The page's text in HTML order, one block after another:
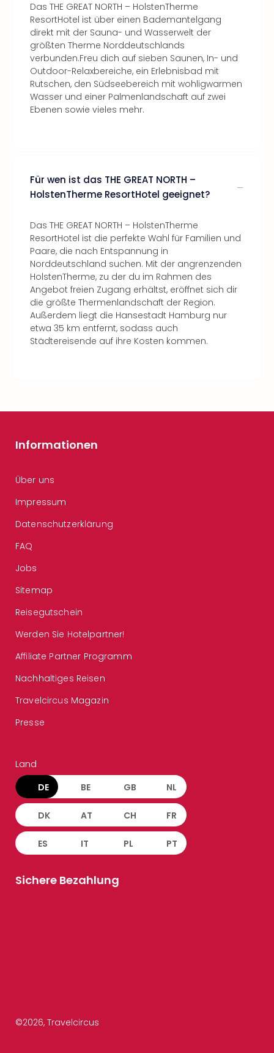
Das THE GREAT NORTH – HolstenTherme
ResortHotel ist über einen Bademantelgang
direkt mit der Sauna- und Wasserwelt der
größten Therme Norddeutschlands
verbunden.Freu dich auf sieben Saunen, In- und
Outdoor-Relaxbereiche, ein Erlebnisbad mit
Rutschen, den Südseebereich mit wohligwarmen
Wasser und einer Palmenlandschaft auf zwei
Ebenen sowie vieles mehr.
Für wen ist das THE GREAT NORTH –
HolstenTherme ResortHotel geeignet?
Das THE GREAT NORTH – HolstenTherme
ResortHotel ist die perfekte Wahl für Familien und
Paare, die nach Entspannung in
Norddeutschland suchen. Mit der angrenzenden
HolstenTherme, zu der du im Rahmen des
Angebot freien Zugang erhältst, eröffnet sich dir
die größte Thermenlandschaft der Region.
Außerdem liegt die Hansestadt Hamburg nur
etwa 35 km entfernt, sodass auch
Städtereisende auf ihre Kosten kommen.
Informationen
Über uns
Impressum
Datenschutzerklärung
FAQ
Jobs
Sitemap
Reisegutschein
Werden Sie Hotelpartner!
Affiliate Partner Programm
Nachhaltiges Reisen
Travelcircus Magazin
Presse
Land
DE BE GB NL
DK AT CH FR
ES IT PL PT
Sichere Bezahlung
©2026, Travelcircus